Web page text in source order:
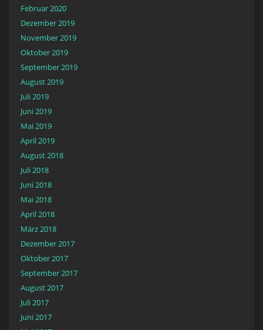
Februar 2020
Dezember 2019
November 2019
Oktober 2019
September 2019
August 2019
Juli 2019
Juni 2019
Mai 2019
April 2019
August 2018
Juli 2018
Juni 2018
Mai 2018
April 2018
März 2018
Dezember 2017
Oktober 2017
September 2017
August 2017
Juli 2017
Juni 2017